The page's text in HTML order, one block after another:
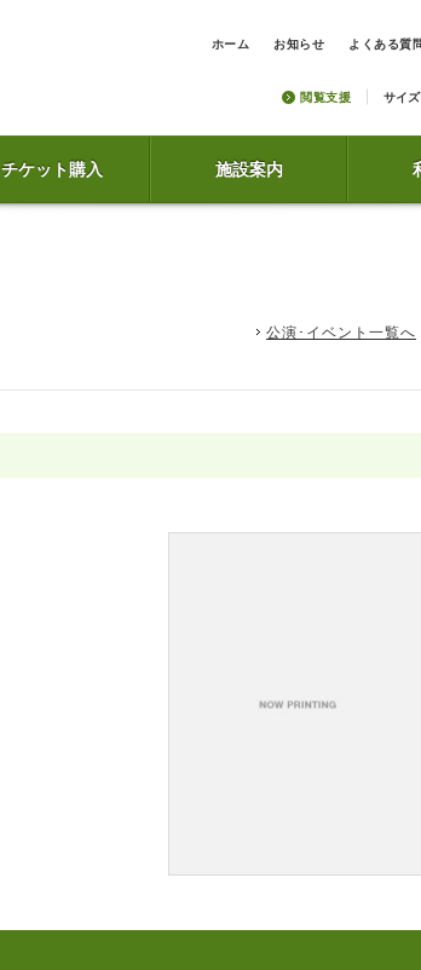
ホーム お知らせ よくある質
閲覧支援 サイズ
チケット購入 施設案内
公演･イベント一覧へ